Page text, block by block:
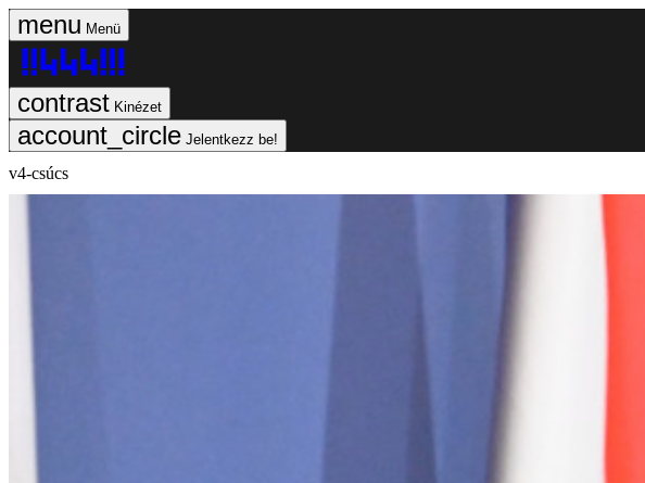
Menü
Kinézet
Jelentkezz be!
v4-csúcs